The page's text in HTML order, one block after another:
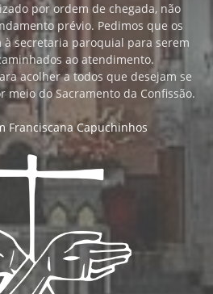
por ordem de chegada, não
prévio. Pedimos que os
secretaria paroquial para serem
ao atendimento.
acolher a todos que desejam se
meio do Sacramento da Confissão.
Franciscana Capuchinhos